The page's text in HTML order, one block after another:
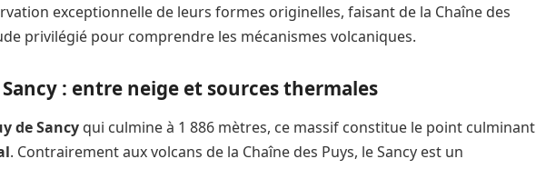
exceptionnelle de leurs formes originelles, faisant de la Chaîne des
privilégié pour comprendre les mécanismes volcaniques.
: entre neige et sources thermales
de Sancy qui culmine à 1 886 mètres, ce massif constitue le point culminant
. Contrairement aux volcans de la Chaîne des Puys, le Sancy est un